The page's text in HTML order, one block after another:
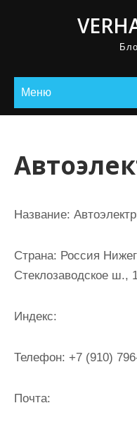
Меню
Название:
Страна: Россия
Стеклозаводское ш.,
Индекс:
Телефон: +7 (910)
Почта: